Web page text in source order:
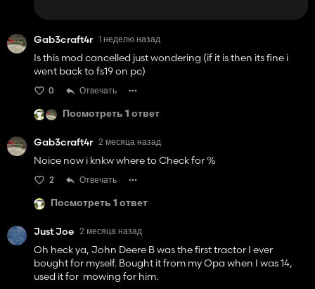
Gab3craft4r 1 неделю назад
Is this mod cancelled just wondering (if it is then its fine i
went back to fs19 on pc)
0 Отвечать
Посмотреть 1 ответ
Gab3craft4r 2 месяца назад
Noice now i knkw where to Check for %
2 Отвечать
Посмотреть 1 ответ
Just Joe 2 месяца назад
Oh heck ya, John Deere B was the first tractor I ever
bought for myself. Bought it from my Opa when I was 14,
used it for mowing for him.